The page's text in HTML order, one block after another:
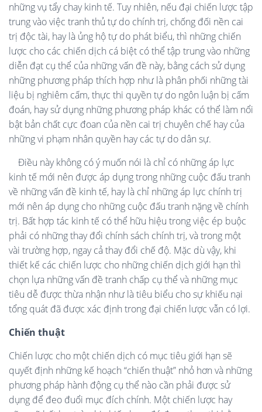
những vụ tẩy chay kinh tế. Tuy nhiên, nếu đại chiến lược tập
trung vào việc tranh thủ tự do chính trị, chống đối nền cai
trị độc tài, hay là ủng hộ tự do phát biểu, thì những chiến
lược cho các chiến dịch cá biệt có thể tập trung vào những
diễn đạt cụ thể của những vấn đề này, bằng cách sử dụng
những phương pháp thích hợp như là phân phối những tài
liệu bị nghiêm cấm, thực thi quyền tự do ngôn luận bị cấm
đoán, hay sử dụng những phương pháp khác có thể làm nổi
bật bản chất cực đoan của nền cai trị chuyên chế hay của
những vi phạm nhân quyền hay các tự do dân sự.
Điều này không có ý muốn nói là chỉ có những áp lực
kinh tế mới nên được áp dụng trong những cuộc đấu tranh
về những vấn đề kinh tế, hay là chỉ những áp lực chính trị
mới nên áp dụng cho những cuộc đấu tranh nặng về chính
trị. Bất hợp tác kinh tế có thể hữu hiệu trong việc ép buộc
phải có những thay đổi chính sách chính trị, và trong một
vài trường hợp, ngay cả thay đổi chế độ. Mặc dù vậy, khi
thiết kế các chiến lược cho những chiến dịch giới hạn thì
chọn lựa những vấn đề tranh chấp cụ thể và những mục
tiêu dễ được thừa nhận như là tiêu biểu cho sự khiếu nại
tổng quát đã được xác định trong đại chiến lược vẫn có lợi.
Chiến thuật
Chiến lược cho một chiến dịch có mục tiêu giới hạn sẽ
quyết định những kế hoạch “chiến thuật” nhỏ hơn và những
phương pháp hành động cụ thể nào cần phải được sử
dụng để đeo đuổi mục đích chính. Một chiến lược hay